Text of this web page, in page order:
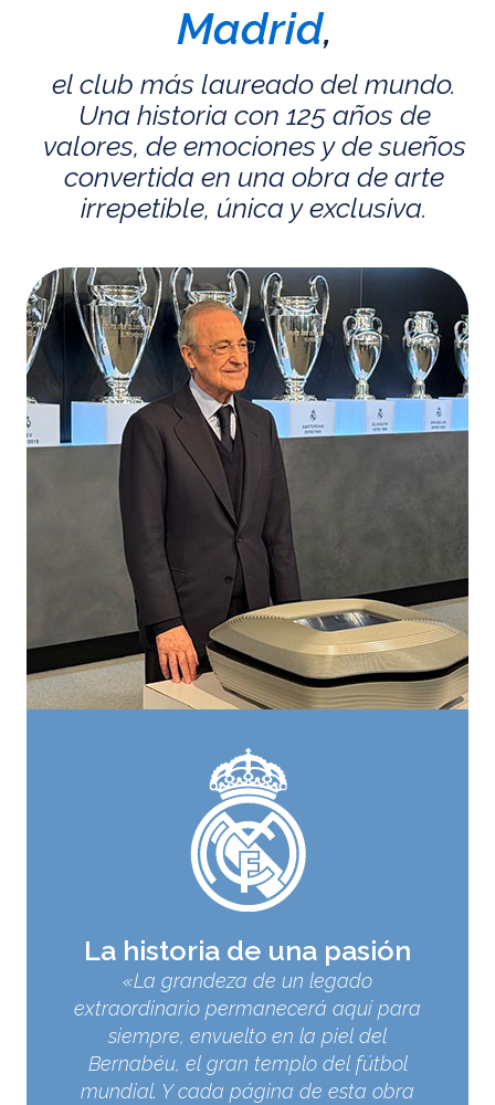
Madrid,
el club más laureado del mundo.
Una historia con 125 años de
valores, de emociones y de sueños
convertida en una obra de arte
irrepetible, única y exclusiva.
La historia de una pasión
«La grandeza de un legado
extraordinario permanecerá aquí para
siempre, envuelto en la piel del
Bernabéu, el gran templo del fútbol
mundial. Y cada página de esta obra